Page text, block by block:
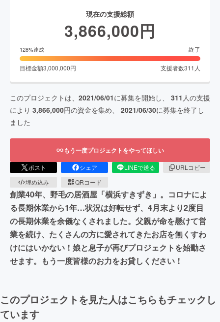
現在の支援総額
3,866,000円
128%達成 終了
目標金額3,000,000円 支援者数311 人
このプロジェクトは、 2021/06/01に募集を開始し、 311 人の支援
により 3,866,000円の資金を集め、 2021/06/30に募集を終了し
ました
もう一度プロジェクトをやってほしい
ポスト シェア LINEで送る
URLコピー
埋め込み
QRコード
創業40年、野毛の居酒屋「横浜すきずき」。コロナによ
る長期休業から1年…状況は好転せず、4月末より2度目
の長期休業を余儀なくされました。父親が命を懸けて営
業を続け、たくさんの方に愛されてきたお店を無くすわ
けにはいかない！娘と息子が再びプロジェクトを始動さ
せます。もう一度皆様のお力をお貸しください！
このプロジェクトを見た人はこちらもチェックし
ています